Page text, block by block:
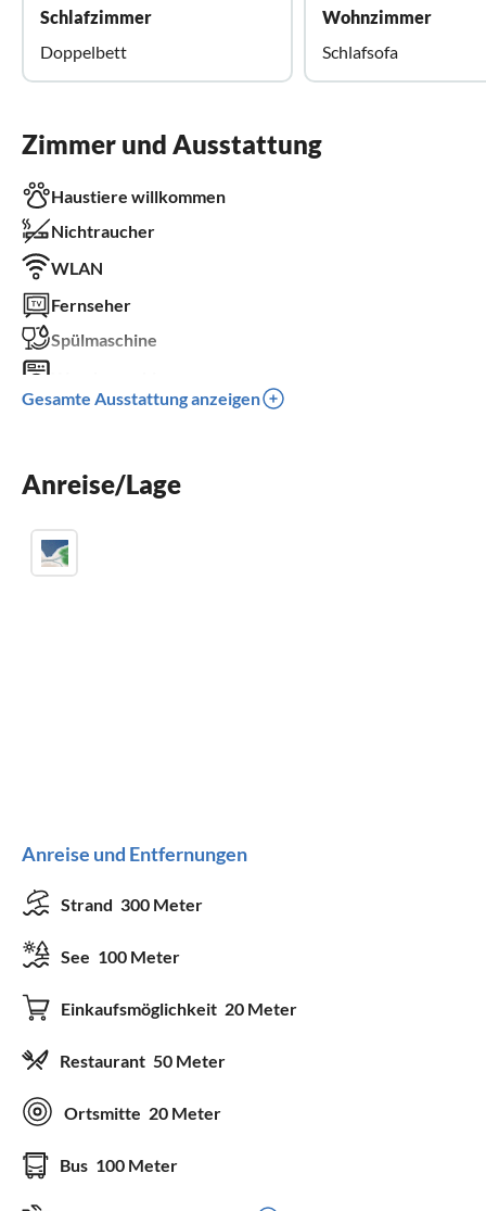
Schlafzimmer
Doppelbett
Wohnzimmer
Schlafsofa
Zimmer und Ausstattung
Haustiere willkommen
Nichtraucher
WLAN
Fernseher
Spülmaschine
Parkplatz
Gesamte Ausstattung anzeigen
Anreise/Lage
Anreise und Entfernungen
Strand 300 Meter
See 100 Meter
Einkaufsmöglichkeit 20 Meter
Restaurant 50 Meter
Ortsmitte 20 Meter
Bus 100 Meter